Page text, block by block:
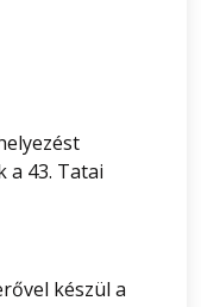
a 43. Tatai
készül a